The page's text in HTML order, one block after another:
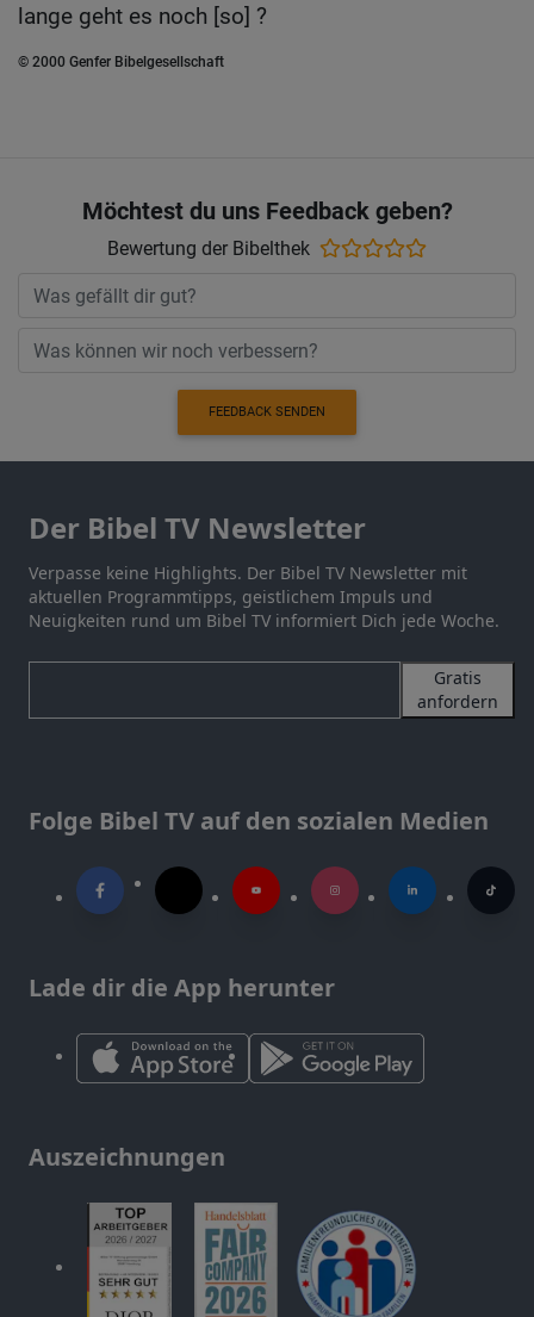
lange geht es noch [so] ?
© 2000 Genfer Bibelgesellschaft
Möchtest du uns Feedback geben?
Bewertung der Bibelthek
FEEDBACK SENDEN
Der Bibel TV Newsletter
Verpasse keine Highlights. Der Bibel TV Newsletter mit
aktuellen Programmtipps, geistlichem Impuls und
Neuigkeiten rund um Bibel TV informiert Dich jede Woche.
Gratis
anfordern
Folge Bibel TV auf den sozialen Medien
Lade dir die App herunter
Auszeichnungen